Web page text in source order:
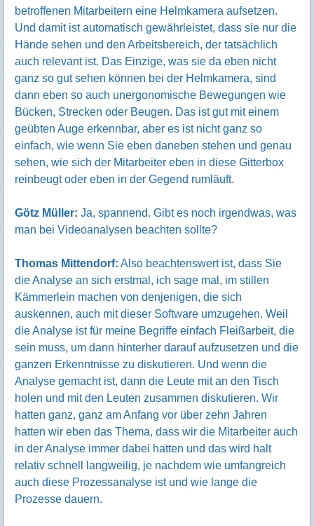
betroffenen Mitarbeitern eine Helmkamera aufsetzen.
Und damit ist automatisch gewährleistet, dass sie nur die
Hände sehen und den Arbeitsbereich, der tatsächlich
auch relevant ist. Das Einzige, was sie da eben nicht
ganz so gut sehen können bei der Helmkamera, sind
dann eben so auch unergonomische Bewegungen wie
Bücken, Strecken oder Beugen. Das ist gut mit einem
geübten Auge erkennbar, aber es ist nicht ganz so
einfach, wie wenn Sie eben daneben stehen und genau
sehen, wie sich der Mitarbeiter eben in diese Gitterbox
reinbeugt oder eben in der Gegend rumläuft.
Götz Müller: Ja, spannend. Gibt es noch irgendwas, was
man bei Videoanalysen beachten sollte?
Thomas Mittendorf: Also beachtenswert ist, dass Sie
die Analyse an sich erstmal, ich sage mal, im stillen
Kämmerlein machen von denjenigen, die sich
auskennen, auch mit dieser Software umzugehen. Weil
die Analyse ist für meine Begriffe einfach Fleißarbeit, die
sein muss, um dann hinterher darauf aufzusetzen und die
ganzen Erkenntnisse zu diskutieren. Und wenn die
Analyse gemacht ist, dann die Leute mit an den Tisch
holen und mit den Leuten zusammen diskutieren. Wir
hatten ganz, ganz am Anfang vor über zehn Jahren
hatten wir eben das Thema, dass wir die Mitarbeiter auch
in der Analyse immer dabei hatten und das wird halt
relativ schnell langweilig, je nachdem wie umfangreich
auch diese Prozessanalyse ist und wie lange die
Prozesse dauern.